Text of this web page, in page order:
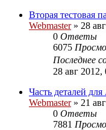
Вторая тестовая
Webmaster» 28
0 Ответы
6075
Последнее
28 авг 2012,
Часть деталей
Webmaster» 21
0 Ответы
7881